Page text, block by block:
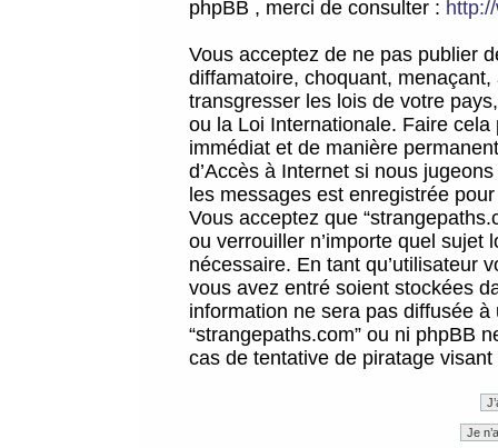
phpBB , merci de consulter :
Vous acceptez de ne pas publier
diffamatoire, choquant,
transgresser les lois de votre
ou la Loi Internationale. Faire
immédiat et de manière
d’Accès à Internet si nous
les messages est enregistrée
Vous acceptez que
ou verrouiller n’importe quel sujet
nécessaire. En tant qu’utilisateur
vous avez entré soient stockées
information ne sera pas diffusée
“strangepaths.com” ou ni phpBB
cas de tentative de piratage